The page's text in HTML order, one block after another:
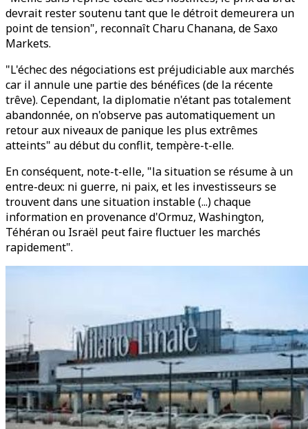
devrait rester soutenu tant que le détroit demeurera un
point de tension", reconnaît Charu Chanana, de Saxo
Markets.
"L'échec des négociations est préjudiciable aux marchés
car il annule une partie des bénéfices (de la récente
trêve). Cependant, la diplomatie n'étant pas totalement
abandonnée, on n'observe pas automatiquement un
retour aux niveaux de panique les plus extrêmes
atteints" au début du conflit, tempère-t-elle.
En conséquent, note-t-elle, "la situation se résume à un
entre-deux: ni guerre, ni paix, et les investisseurs se
trouvent dans une situation instable (...) chaque
information en provenance d'Ormuz, Washington,
Téhéran ou Israël peut faire fluctuer les marchés
rapidement".